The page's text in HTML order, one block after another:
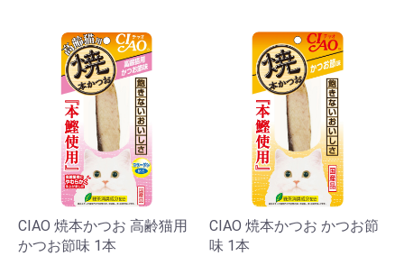
CIAO 焼本かつお 高齢猫用
かつお節味 1本
CIAO 焼本かつお かつお節
味 1本